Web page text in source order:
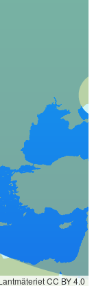
CC BY 4.0